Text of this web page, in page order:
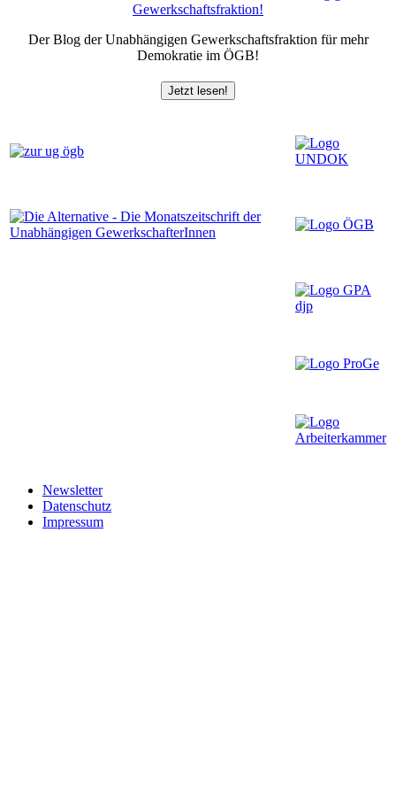
Der Blog der Unabhängigen Gewerkschaftsfraktion für mehr
Demokratie im ÖGB!
Jetzt lesen!
Newsletter
Datenschutz
Impressum